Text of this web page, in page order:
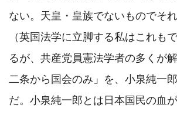
ない。天皇・皇族でないものでそ
（英国法学に立脚する私はこれも
るが、共産党員憲法学者の多くが
二条から国会のみ」を、小泉純一
だ。小泉純一郎とは日本国民の血